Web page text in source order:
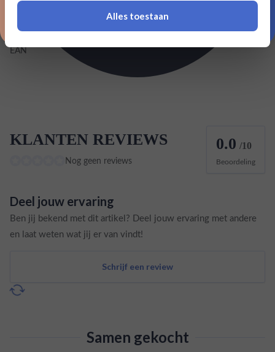
Italië
EAN 8003835000063
KLANTEN REVIEWS
Nog geen reviews
0.0 /10
Beoordeling
Deel jouw ervaring
Ben jij bekend met dit artikel? Deel jouw ervaring met andere
en laat weten wat jij er van vindt!
Schrijf een review
Samen gekocht
Alles toestaan